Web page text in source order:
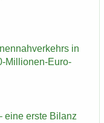
in
​Millionen-Euro-
eine erste Bi­lanz